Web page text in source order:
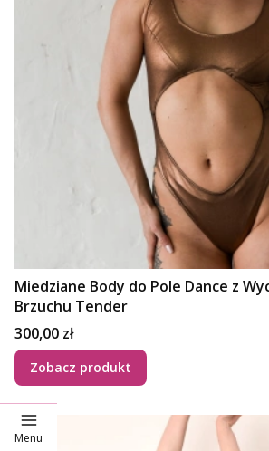
Miedziane Body do Pole Dance z
Brzuchu Tender
Cena
300,00 zł
Zobacz produkt
Menu